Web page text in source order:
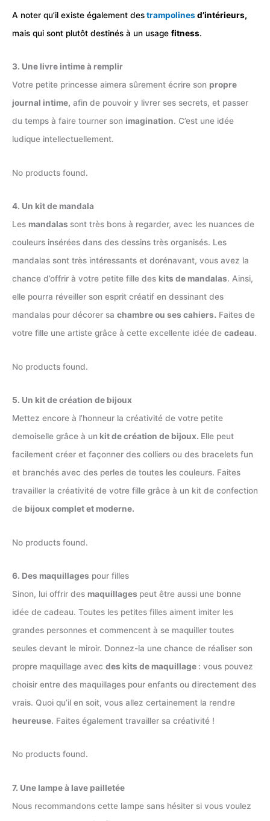
A noter qu’il existe également destrampolinesd’intérieurs,
mais qui sont plutôt destinés à un usage fitness.
3. Une livre intime à remplir
Votre petite princesse aimera sûrement écrire son propre
journal intime, afin de pouvoir y livrer ses secrets, et passer
du temps à faire tourner son imagination. C’est une idée
ludique intellectuellement.
No products found.
4. Un kit de mandala
Les mandalas sont très bons à regarder, avec les nuances de
couleurs insérées dans des dessins très organisés. Les
mandalas sont très intéressants et dorénavant, vous avez la
chance d’offrir à votre petite fille des kits de mandalas. Ainsi,
elle pourra réveiller son esprit créatif en dessinant des
mandalas pour décorer sa chambre ou ses cahiers. Faites de
votre fille une artiste grâce à cette excellente idée de cadeau.
No products found.
5. Un kit de création de bijoux
Mettez encore à l’honneur la créativité de votre petite
demoiselle grâce à un kit de création de bijoux. Elle peut
facilement créer et façonner des colliers ou des bracelets fun
et branchés avec des perles de toutes les couleurs. Faites
travailler la créativité de votre fille grâce à un kit de confection
de bijoux complet et moderne.
No products found.
6. Des maquillages pour filles
Sinon, lui offrir des maquillages peut être aussi une bonne
idée de cadeau. Toutes les petites filles aiment imiter les
grandes personnes et commencent à se maquiller toutes
seules devant le miroir. Donnez-la une chance de réaliser son
propre maquillage avec des kits de maquillage : vous pouvez
choisir entre des maquillages pour enfants ou directement des
vrais. Quoi qu’il en soit, vous allez certainement la rendre
heureuse. Faites également travailler sa créativité !
No products found.
7. Une lampe à lave pailletée
Nous recommandons cette lampe sans hésiter si vous voulez